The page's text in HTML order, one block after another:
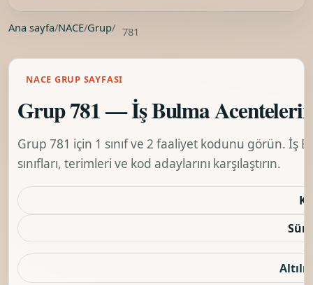
Ana sayfa/NACE/Grup/ 781
NACE GRUP SAYFASI
Grup 781 — İş Bulma
Grup 781 için 1 sınıf ve 2 faaliyet kodunu görün. İş
sınıfları, terimleri ve kod adaylarını karşılaştırın.
Altılı